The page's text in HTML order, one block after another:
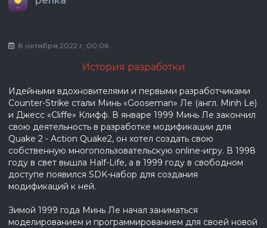
8 октября 2022 г, 00:06
История разработки
Идейными вдохновителями и первыми разработчиками
Counter-Strike стали Минь «Gooseman» Ле (англ. Minh Le)
и Джесс «Cliffe» Клифф. В январе 1999 Минь Ле закончил
свою деятельность в разработке модификации для
Quake 2 - Action Quake2, он хотел создать свою
собственную многопользовательскую online-игру. В 1998
году в свет вышла Half-Life, а в 1999 году в свободном
доступе появился SDK-набор для создания
модификаций к ней.
Зимой 1999 года Минь Ле начал заниматься
моделированием и программированием для своей новой